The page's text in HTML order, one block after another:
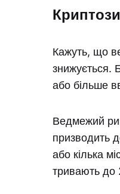
Кажуть, що
знижується.
або більше
Ведмежий
призводить
або кілька
тривають до